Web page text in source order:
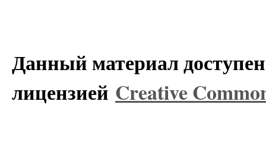
Данный материал
лицензией Creative